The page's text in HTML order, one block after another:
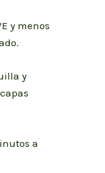
y menos
y
a